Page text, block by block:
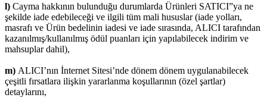
l) Cayma hakkının bulunduğu durumlarda Ürünleri SATICI”ya ne
şekilde iade edebileceği ve ilgili tüm mali hususlar (iade yolları,
masrafı ve Ürün bedelinin iadesi ve iade sırasında, ALICI tarafından
kazanılmış/kullanılmış ödül puanları için yapılabilecek indirim ve
mahsuplar dahil),
m) ALICI’nın İnternet Sitesi’nde dönem dönem uygulanabilecek
çeşitli fırsatlara ilişkin yararlanma koşullarının (özel şartlar)
detaylarını,